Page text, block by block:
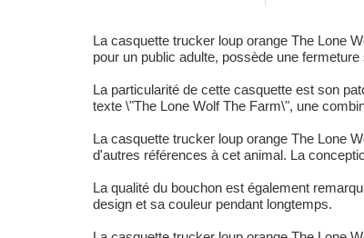
La casquette trucker loup orange The Lone
pour un public adulte, possède une
La particularité de cette casquette est son
texte \"The Lone Wolf The Farm\", une
La casquette trucker loup orange The Lone
d'autres références à cet animal. La
La qualité du bouchon est également
design et sa couleur pendant longtemps.